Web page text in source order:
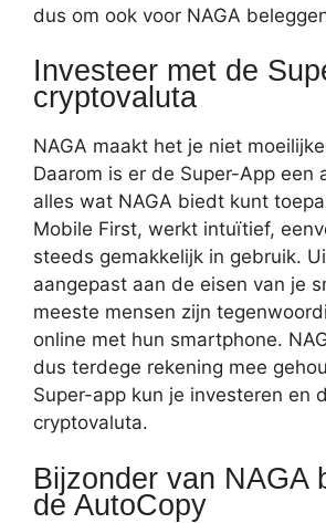
dus om ook voor NAGA
Investeer met de
cryptovaluta
NAGA maakt het je niet
Daarom is er de Super-App een
alles wat NAGA biedt kunt
Mobile First, werkt intuïtief,
steeds gemakkelijk in gebruik.
aangepast aan de eisen van je
meeste mensen zijn
online met hun smartphone.
dus terdege rekening mee
Super-app kun je investeren en
cryptovaluta.
Bijzonder van NAGA
de AutoCopy